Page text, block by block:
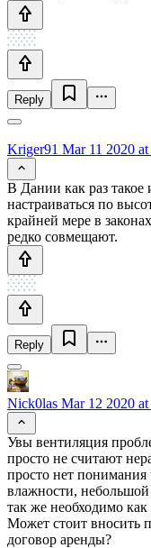
Reply
Kriger91 Mar 11 2020 at
В Дании как раз
настраиваться по
крайней мере в
редко совмещают.
Reply
Nick0las Mar 12 2020
Увы вентиляция
просто не считают
просто нет понимания
влажности,
так же необходимо как
Может стоит вносить
договор аренды?